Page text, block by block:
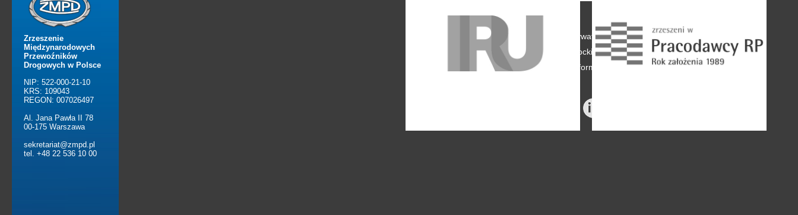
Zrzeszenie
Międzynarodowych
Przewoźników
Drogowych w Polsce
NIP: 522-000-21-10
KRS: 109043
REGON: 007026497
Al. Jana Pawła II 78
00-175 Warszawa
sekretariat@zmpd.pl
tel. +48 22 536 10 00
Polityka prywatności
Polityka coockies
-Klauzule informacyjne